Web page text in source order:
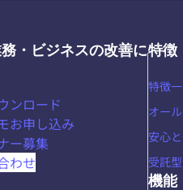
・ビジネスの改善に
ンロード
お申し込み
ー募集
わせ
特徴
特徴
オー
安心
受託
機能